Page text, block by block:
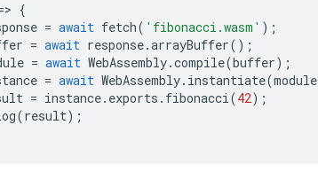
> {
= await fetch( 'fibonacci.wasm' );
= await response.arrayBuffer();
= await WebAssembly.compile(buffer);
= await WebAssembly. instantiate(module
= instance. exports . fibonacci(42);
(result);